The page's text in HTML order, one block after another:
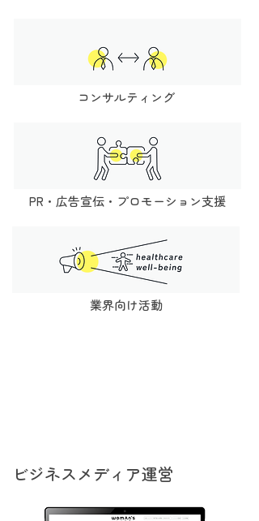
コンサルティング
PR・広告宣伝・プロモーション支援
業界向け​活動
ビジネスメディア運営